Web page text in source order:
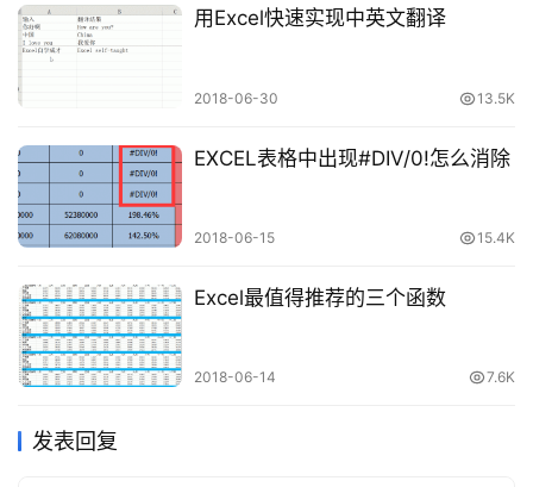
4、给汉字标注拼音
选择拼音设置→居中→编辑拼音→输入拼音→显示拼音字符
用Excel快速实现中英文翻译
2018-06-30 13.5K
EXCEL表格中出现#DIV/0!怎么消除
2018-06-15 15.4K
Excel最值得推荐的三个函数
2018-06-14 7.6K
发表回复